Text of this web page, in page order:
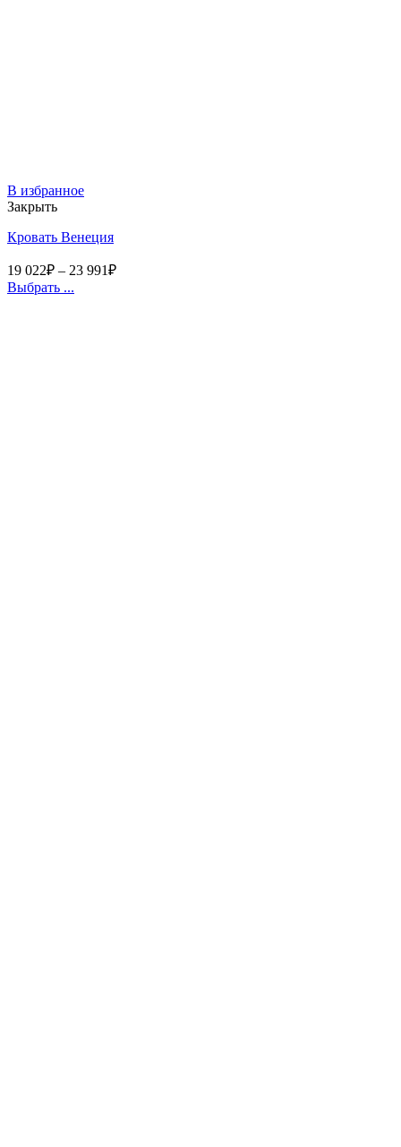
В избранное
Закрыть
Кровать Венеция
19 022₽ – 23 991₽
Выбрать ...